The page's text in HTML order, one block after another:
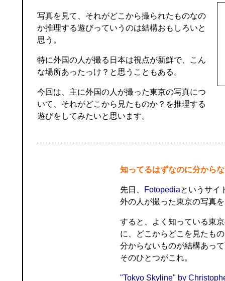
写真を見て、それがどこから撮られたものなの
か推理する遊びっていうのは結構おもしろいと
思う。
特に外国の人が撮る日本は視点が新鮮で、こん
な場所あったっけ？と思うこともある。
今回は、主に外国の人が撮った東京の写真につ
いて、それがどこから見たものか？を推理する
遊びをしてみたいと思います。
知ってるはずなのに分から
先日、 Fotopediaというサイ
外の人が撮った東京の写真
すると、よく知っている東
に、どこからどこを見たも
分からないものが結構あっ
そのひとつがこれ。
"Tokyo Skyline" by